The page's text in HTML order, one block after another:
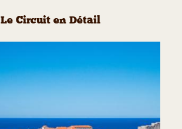
Le Circuit en Détail